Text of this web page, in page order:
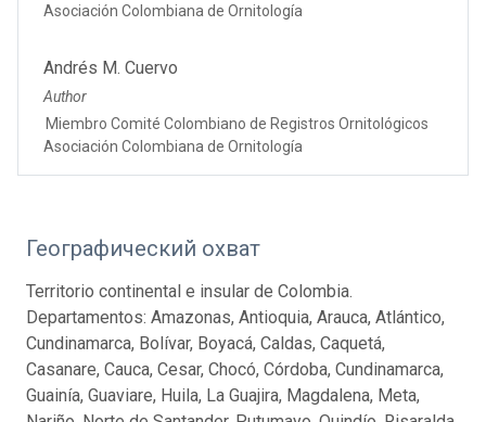
Asociación Colombiana de Ornitología
Andrés M. Cuervo
Author
Miembro Comité Colombiano de Registros Ornitológicos
Asociación Colombiana de Ornitología
Географический охват
Territorio continental e insular de Colombia.
Departamentos: Amazonas, Antioquia, Arauca, Atlántico,
Cundinamarca, Bolívar, Boyacá, Caldas, Caquetá,
Casanare, Cauca, Cesar, Chocó, Córdoba, Cundinamarca,
Guainía, Guaviare, Huila, La Guajira, Magdalena, Meta,